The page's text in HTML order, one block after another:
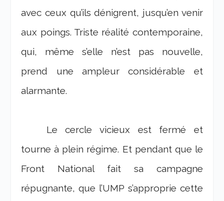
avec ceux qu’ils dénigrent, jusqu’en venir
aux poings. Triste réalité contemporaine,
qui, même s’elle n’est pas nouvelle,
prend une ampleur considérable et
alarmante.
Le cercle vicieux est fermé et
tourne à plein régime. Et pendant que le
Front National fait sa campagne
répugnante, que l’UMP s’approprie cette